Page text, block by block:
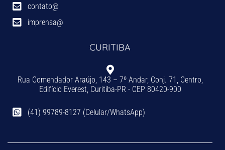
contato@
imprensa@
CURITIBA
Rua Comendador Araújo, 143 – 7º Andar, Conj. 71, Centro,
Edifício Everest, Curitiba-PR - CEP 80420-900
(41) 99789-8127 (Celular/WhatsApp)